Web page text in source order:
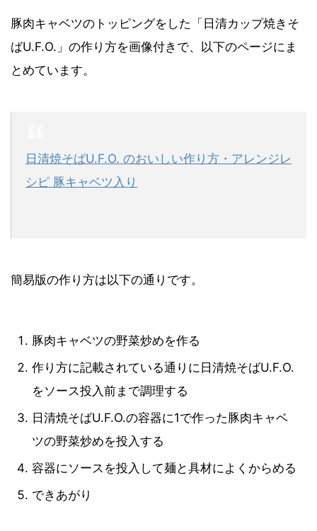
豚肉キャベツのトッピングをした「日清カップ焼きそ
ばU.F.O.」の作り方を画像付きで、以下のページにま
とめています。
日清焼そばU.F.O. のおいしい作り方・アレンジレ
シピ 豚キャベツ入り
簡易版の作り方は以下の通りです。
豚肉キャベツの野菜炒めを作る
作り方に記載されている通りに日清焼そばU.F.O.
をソース投入前まで調理する
日清焼そばU.F.O.の容器に1で作った豚肉キャベ
ツの野菜炒めを投入する
容器にソースを投入して麺と具材によくからめる
できあがり